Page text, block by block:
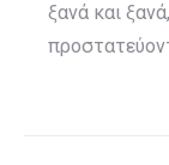
ξανά και